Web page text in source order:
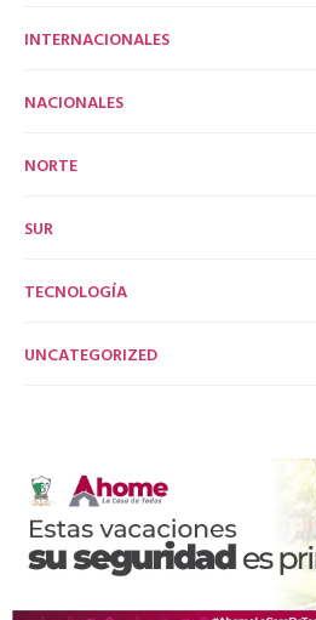
INTERNACIONALES
NACIONALES
NORTE
SUR
TECNOLOGÍA
UNCATEGORIZED